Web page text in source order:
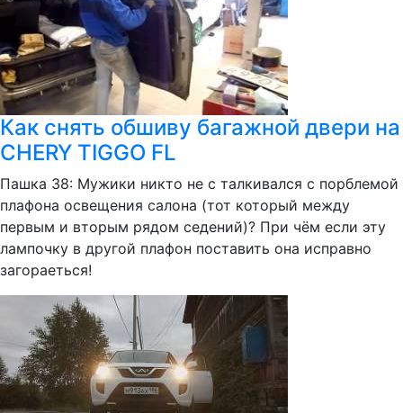
Как снять обшиву багажной двери на
CHERY TIGGO FL
Пашка 38: Мужики никто не с талкивался с порблемой
плафона освещения салона (тот который между
первым и вторым рядом седений)? При чём если эту
лампочку в другой плафон поставить она исправно
загораеться!